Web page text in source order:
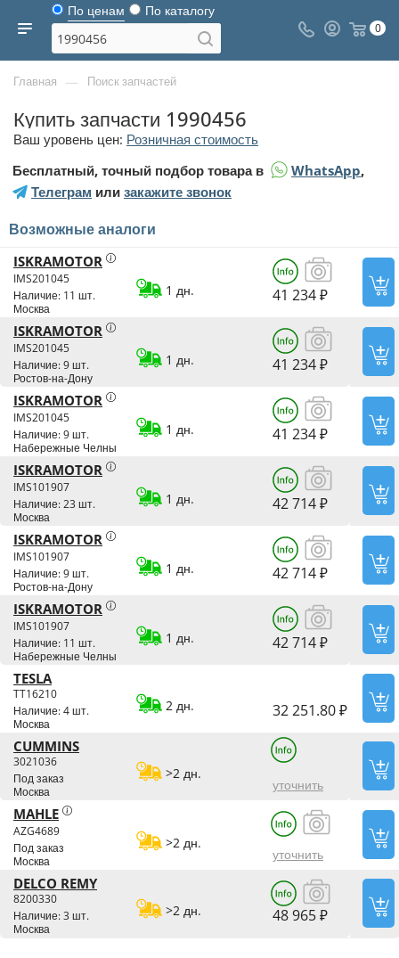
По ценам По каталогу
0
Главная — Поиск запчастей
Купить запчасти 1990456
Ваш уровень цен: Розничная стоимость
Бесплатный, точный подбор товара в
WhatsApp,
Телеграм или закажите звонок
Возможные аналоги
ISKRAMOTOR
IMS201045
Наличие: 11 шт.
Москва
1 дн. 41 234 ₽
ISKRAMOTOR
IMS201045
Наличие: 9 шт.
Ростов-на-Дону
1 дн. 41 234 ₽
ISKRAMOTOR
IMS201045
Наличие: 9 шт.
Набережные Челны
1 дн. 41 234 ₽
ISKRAMOTOR
IMS101907
Наличие: 23 шт.
Москва
1 дн. 42 714 ₽
ISKRAMOTOR
IMS101907
Наличие: 9 шт.
Ростов-на-Дону
1 дн. 42 714 ₽
ISKRAMOTOR
IMS101907
Наличие: 11 шт.
Набережные Челны
1 дн. 42 714 ₽
TESLA
TT16210
Наличие: 4 шт.
Москва
2 дн. 32 251.80 ₽
CUMMINS
3021036
Под заказ
Москва
>2 дн.
уточнить
MAHLE
AZG4689
Под заказ
Москва
>2 дн.
уточнить
DELCO REMY
8200330
Наличие: 3 шт.
Москва
>2 дн. 48 965 ₽